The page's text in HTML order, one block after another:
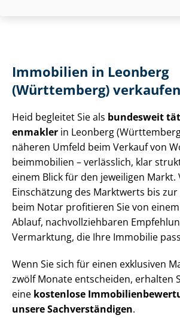
Immobilien in Leonberg
(Württemberg)
Heid begleitet Sie als bundesweit
en­mak­ler in Leonberg
näheren Umfeld beim Verkauf von
be­im­mo­bi­li­en – verlässlich, klar
einem Blick für den jeweiligen Markt.
Einschätzung des Marktwerts bis
beim Notar profitieren Sie von
Ablauf, nach­voll­zieh­ba­ren
Vermarktung, die Ihre Immobilie
Wenn Sie sich für einen exklusiven
zwölf Monate entscheiden, erhalten
eine kostenlose
unsere Sach­ver­stän­di­gen.